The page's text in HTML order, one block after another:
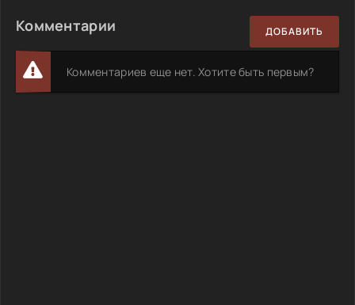
Комментарии ДОБАВИТЬ
Комментариев еще нет. Хотите быть первым?